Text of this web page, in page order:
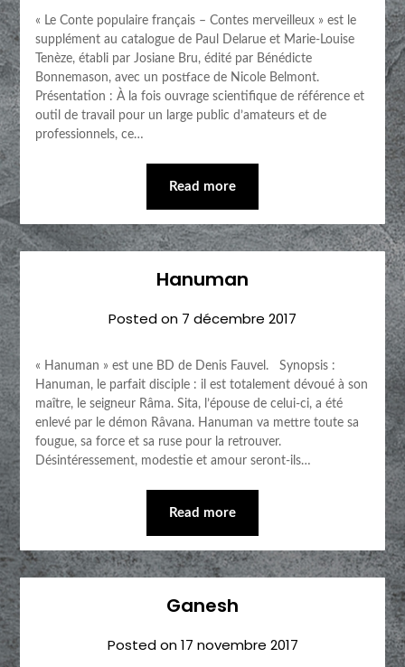
« Le Conte populaire français – Contes merveilleux » est le
supplément au catalogue de Paul Delarue et Marie-Louise
Tenèze, établi par Josiane Bru, édité par Bénédicte
Bonnemason, avec un postface de Nicole Belmont.
Présentation : À la fois ouvrage scientifique de référence et
outil de travail pour un large public d’amateurs et de
professionnels, ce…
Read more
Hanuman
Posted on 7 décembre 2017
« Hanuman » est une BD de Denis Fauvel. Synopsis :
Hanuman, le parfait disciple : il est totalement dévoué à son
maître, le seigneur Râma. Sita, l’épouse de celui-ci, a été
enlevé par le démon Râvana. Hanuman va mettre toute sa
fougue, sa force et sa ruse pour la retrouver.
Désintéressement, modestie et amour seront-ils…
Read more
Ganesh
Posted on17 novembre 2017